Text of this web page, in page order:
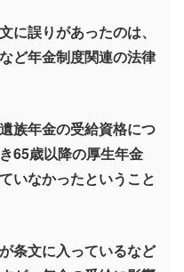
に誤りがあったのは、
ど年金制度関連の法律
族年金の受給資格につ
65歳以降の厚生年金
いなかったということ
条文に入っているなど